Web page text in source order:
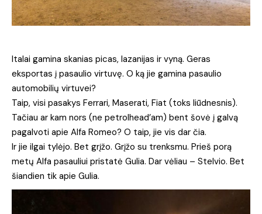
Italai gamina skanias picas, lazanijas ir vyną. Geras
eksportas į pasaulio virtuvę. O ką jie gamina pasaulio
automobilių virtuvei?
Taip, visi pasakys Ferrari, Maserati, Fiat (toks liūdnesnis).
Tačiau ar kam nors (ne petrolhead’am) bent šovė į galvą
pagalvoti apie Alfa Romeo? O taip, jie vis dar čia.
Ir jie ilgai tylėjo. Bet grįžo. Grįžo su trenksmu. Prieš porą
metų Alfa pasauliui pristatė Gulia. Dar vėliau – Stelvio. Bet
šiandien tik apie Gulia.